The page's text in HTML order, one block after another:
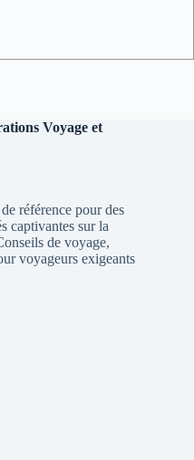
Voyage et
référence pour des
captivantes sur la
de voyage,
voyageurs exigeants